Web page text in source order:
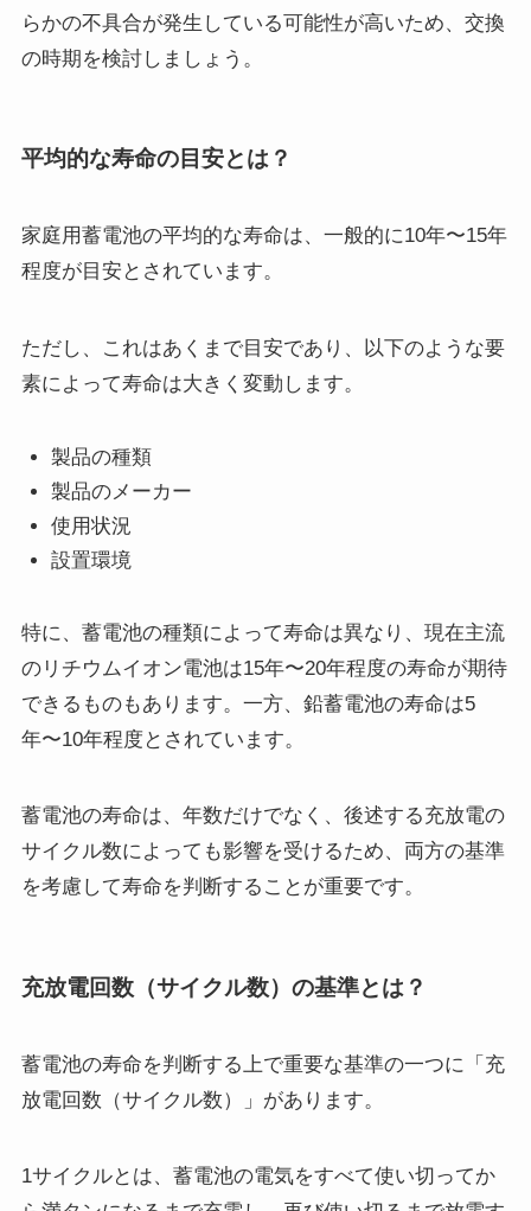
らかの不具合が発生している可能性が高いため、交換
の時期を検討しましょう。
平均的な寿命の目安とは？
家庭用蓄電池の平均的な寿命は、一般的に10年〜15年
程度が目安とされています。
ただし、これはあくまで目安であり、以下のような要
素によって寿命は大きく変動します。
製品の種類
製品のメーカー
使用状況
設置環境
特に、蓄電池の種類によって寿命は異なり、現在主流
のリチウムイオン電池は15年〜20年程度の寿命が期待
できるものもあります。一方、鉛蓄電池の寿命は5
年〜10年程度とされています。
蓄電池の寿命は、年数だけでなく、後述する充放電の
サイクル数によっても影響を受けるため、両方の基準
を考慮して寿命を判断することが重要です。
充放電回数（サイクル数）の基準とは？
蓄電池の寿命を判断する上で重要な基準の一つに「充
放電回数（サイクル数）」があります。
1サイクルとは、蓄電池の電気をすべて使い切ってか